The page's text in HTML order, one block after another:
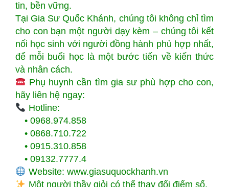
tin, bền vững.
Tại Gia Sư Quốc Khánh, chúng tôi không chỉ tìm
cho con bạn một người dạy kèm – chúng tôi kết
nối học sinh với người đồng hành phù hợp nhất,
để mỗi buổi học là một bước tiến về kiến thức
và nhân cách.
Phụ huynh cần tìm gia sư phù hợp cho con,
hãy liên hệ ngay:
Hotline:
• 0968.974.858
• 0868.710.722
• 0915.310.858
• 09132.7777.4
Website: www.giasuquockhanh.vn
Một người thầy giỏi có thể thay đổi điểm số.